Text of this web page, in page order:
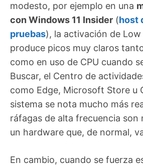
modesto, por ejemplo en una
con Windows 11 Insider (host
pruebas), la activación de
produce picos muy claros
como en uso de CPU cuando
Buscar, el Centro de
como Edge, Microsoft Store u
sistema se nota mucho más
ráfagas de alta frecuencia son
un hardware que, de normal,
En cambio, cuando se fuerza